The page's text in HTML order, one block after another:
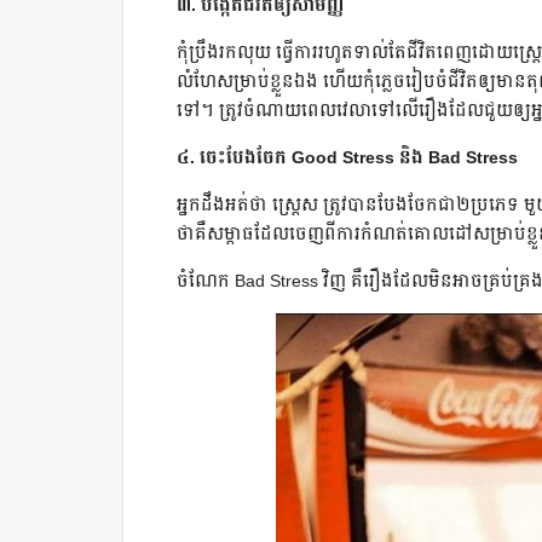
៣. ​បង្កើត​ជីវិត​ឲ្យ​សាមញ្ញ
កុំ​ប្រឹង​រក​លុយ​ ធ្វើការ​រហូត​ទាល់​តែ​ជីវិត​​ពេញ​ដោយ​ស្រ្តេ
លំហែ​សម្រាប់​ខ្លួន​ឯង ហើយ​កុំ​ភ្លេច​រៀប​ចំ​ជីវិត​ឲ្យ​មា
ទៅ។ ត្រូវ​ចំណាយ​ពេល​វេលា​ទៅ​លើ​រឿង​ដែល​ជួយ​ឲ្យ​អ្
៤. ចេះ​​បែង​ចែក Good Stress និង Bad Stress
អ្នក​ដឹង​អត់​ថា ស្រ្តេស​ ត្រូវ​បាន​បែង​ចែក​ជា​២​ប្រភេ
ថា​គឺ​សម្ពាធ​ដែល​ចេញ​ពី​ការ​កំណត់​គោល​ដៅ​សម្រាប់​ខ្លួ
ចំណែក Bad Stress ​វិញ គឺ​​​រឿង​ដែល​មិន​អាច​គ្រប់​គ្រ